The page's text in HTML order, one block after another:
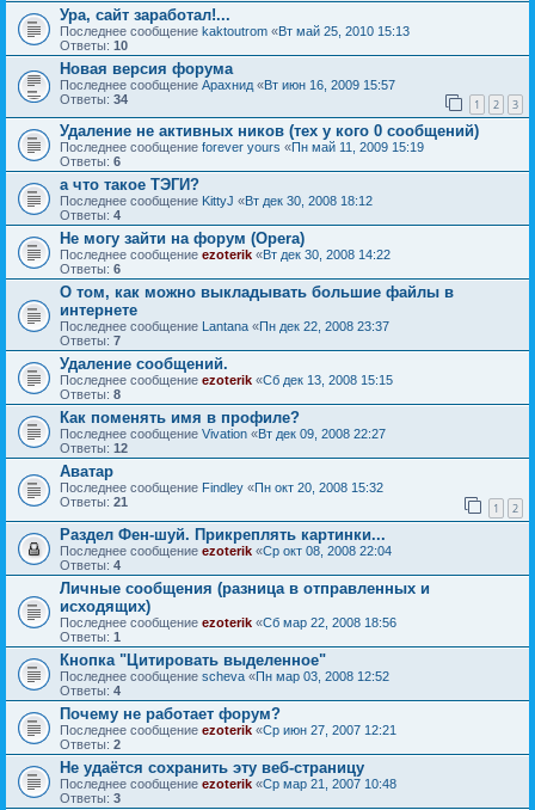
Ура, сайт заработал!...
Последнее сообщение kaktoutrom «Вт май 25, 2010 15:13
Ответы: 10
Новая версия форума
Последнее сообщение Арахнид «Вт июн 16, 2009 15:57
Ответы: 34 1 2 3
Удаление не активных ников (тех у кого 0 сообщений)
Последнее сообщение forever yours «Пн май 11, 2009 15:19
Ответы: 6
а что такое ТЭГИ?
Последнее сообщение KittyJ «Вт дек 30, 2008 18:12
Ответы: 4
Не могу зайти на форум (Opera)
Последнее сообщение ezoterik «Вт дек 30, 2008 14:22
Ответы: 6
О том, как можно выкладывать большие файлы в
интернете
Последнее сообщение Lantana «Пн дек 22, 2008 23:37
Ответы: 7
Удаление сообщений.
Последнее сообщение ezoterik «Сб дек 13, 2008 15:15
Ответы: 8
Как поменять имя в профиле?
Последнее сообщение Vivation «Вт дек 09, 2008 22:27
Ответы: 12
Аватар
Последнее сообщение Findley «Пн окт 20, 2008 15:32
Ответы: 21 1 2
Раздел Фен-шуй. Прикреплять картинки...
Последнее сообщение ezoterik «Ср окт 08, 2008 22:04
Ответы: 4
Личные сообщения (разница в отправленных и
исходящих)
Последнее сообщение ezoterik «Сб мар 22, 2008 18:56
Ответы: 1
Кнопка "Цитировать выделенное"
Последнее сообщение sсheva «Пн мар 03, 2008 12:52
Ответы: 4
Почему не работает форум?
Последнее сообщение ezoterik «Ср июн 27, 2007 12:21
Ответы: 2
Не удаётся сохранить эту веб-страницу
Последнее сообщение ezoterik «Ср мар 21, 2007 10:48
Ответы: 3